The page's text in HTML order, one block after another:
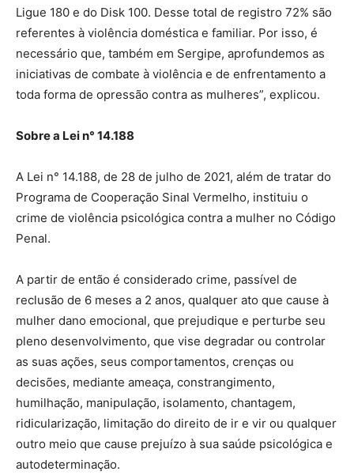
Ligue 180 e do Disk 100. Desse total de registro 72% são
referentes à violência doméstica e familiar. Por isso, é
necessário que, também em Sergipe, aprofundemos as
iniciativas de combate à violência e de enfrentamento a
toda forma de opressão contra as mulheres”, explicou.
Sobre a Lei n° 14.188
A Lei n° 14.188, de 28 de julho de 2021, além de tratar do
Programa de Cooperação Sinal Vermelho, instituiu o
crime de violência psicológica contra a mulher no Código
Penal.
A partir de então é considerado crime, passível de
reclusão de 6 meses a 2 anos, qualquer ato que cause à
mulher dano emocional, que prejudique e perturbe seu
pleno desenvolvimento, que vise degradar ou controlar
as suas ações, seus comportamentos, crenças ou
decisões, mediante ameaça, constrangimento,
humilhação, manipulação, isolamento, chantagem,
ridicularização, limitação do direito de ir e vir ou qualquer
outro meio que cause prejuízo à sua saúde psicológica e
autodeterminação.